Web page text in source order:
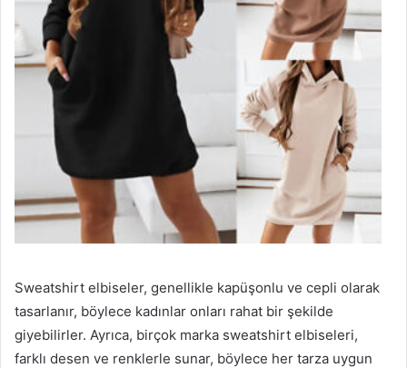
Sweatshirt elbiseler, genellikle kapüşonlu ve cepli olarak
tasarlanır, böylece kadınlar onları rahat bir şekilde
giyebilirler. Ayrıca, birçok marka sweatshirt elbiseleri,
farklı desen ve renklerle sunar, böylece her tarza uygun